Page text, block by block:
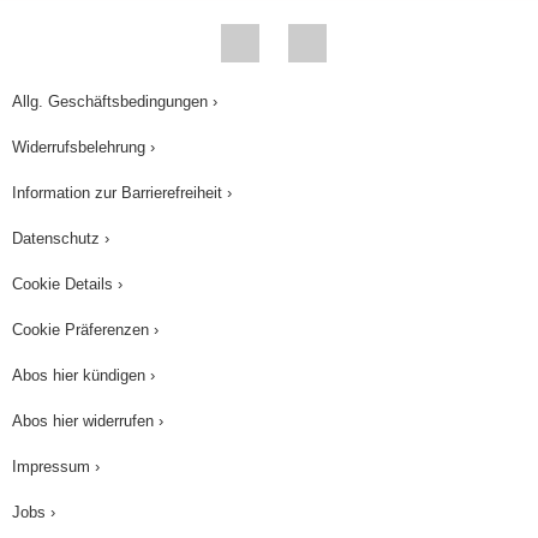
proportional zum Reservoir S - N(t). Als
Lösungsansatz für diese Gleichung folgt N(t) = S -
überprüft werden. Für unseren TV-Geräte-Verkauf
folgt: Der Anfangsbestand N(0) = N
wobei hier die Berechnung von K selbst wieder
nicht interessiert. Die Wachstumsfunktion lautet
Wachstumsmodelle kennengelernt. Wir fassen
Allg. Geschäftsbedingungen ›
Widerrufsbelehrung ›
Information zur Barrierefreiheit ›
Datenschutz ›
Cookie Details ›
Cookie Präferenzen ›
Abos hier kündigen ›
Abos hier widerrufen ›
Impressum ›
Jobs ›